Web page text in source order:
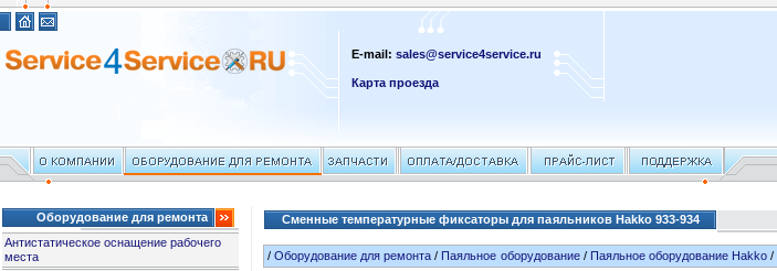
E-mail:sales@service4service.ru
Карта проезда
Оборудование для ремонта
Антистатическое оснащение рабочего
места
Сменные температурные фиксаторы для паяльников Hakko 933-934
/Оборудование для ремонта /Паяльное оборудование/ Паяльное оборудование Hakko /